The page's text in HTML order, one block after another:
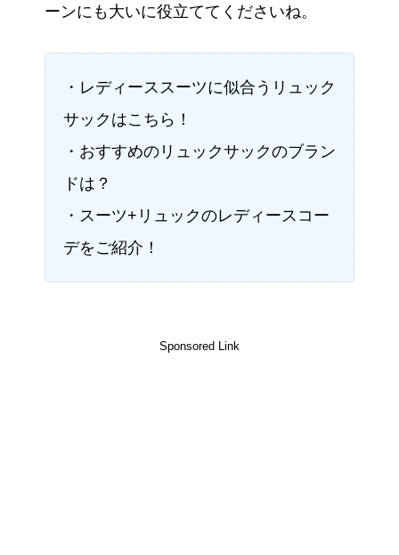
ーンにも大いに役立ててくださいね。
・レディーススーツに似合うリュック
サックはこちら！
・おすすめのリュックサックのブラン
ドは？
・スーツ+リュックのレディースコー
デをご紹介！
Sponsored Link